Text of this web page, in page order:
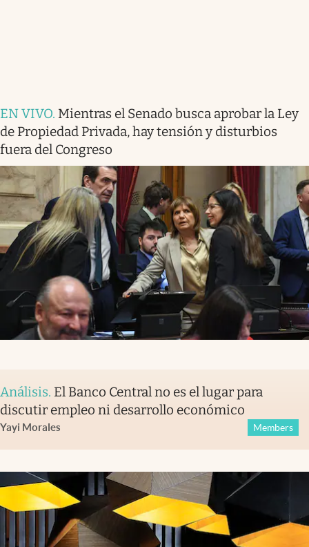
EN VIVO. Mientras el Senado busca aprobar la Ley
de Propiedad Privada, hay tensión y disturbios
fuera del Congreso
Análisis. El Banco Central no es el lugar para
discutir empleo ni desarrollo económico
Yayi Morales Members